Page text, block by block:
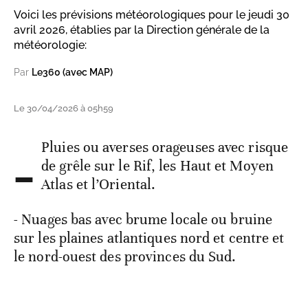
Voici les prévisions météorologiques pour le jeudi 30
avril 2026, établies par la Direction générale de la
météorologie:
Par Le360 (avec MAP)
Le 30/04/2026 à 05h59
- Pluies ou averses orageuses avec risque
de grêle sur le Rif, les Haut et Moyen
Atlas et l’Oriental.
- Nuages bas avec brume locale ou bruine
sur les plaines atlantiques nord et centre et
le nord-ouest des provinces du Sud.